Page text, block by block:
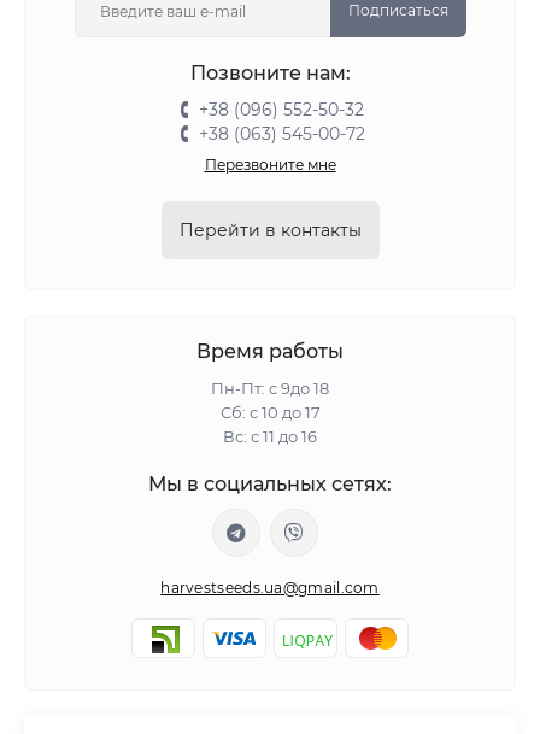
Подписаться
Позвоните нам:
+38 (096) 552-50-32
+38 (063) 545-00-72
Перезвоните мне
Перейти в контакты
Время работы
Пн-Пт: с 9до 18
Сб: с 10 до 17
Вс: с 11 до 16
Мы в социальных сетях:
harvestseeds.ua@gmail.com